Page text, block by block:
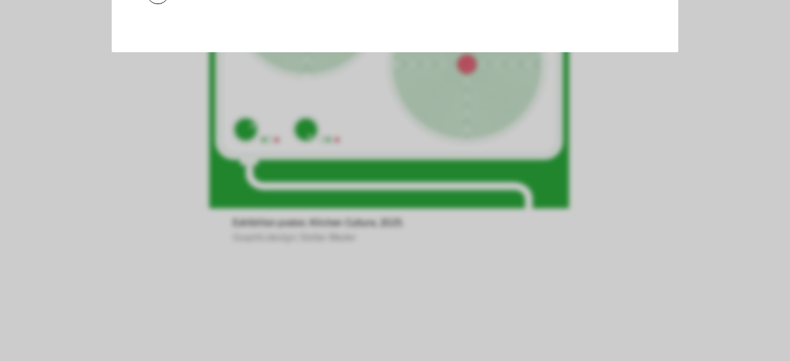
die Funktionalität der Seite verbessern. In einigen Fällen wird durch die Cookies die
können deine ausgewählten Einstellungen auf unserer Seite gespeichert werden. Das
Deaktivieren dieser Cookies kann zu schlecht ausgewählten Empfehlungen und einem
langsamen Seitenaufbau führen. In einigen Fällen wird durch die Cookies die
Geschwindigkeit erhöht, mit der wir deine Anfrage bearbeiten können.
Statistik
Diese Cookies helfen uns zu verstehen, wie Besucher*innen mit unserer Webseite
interagieren, indem Informationen über ihr Verhalten anonym gesammelt und